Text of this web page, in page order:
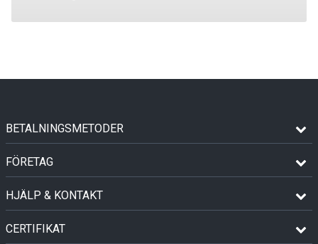
BETALNINGSMETODER
FÖRETAG
HJÄLP & KONTAKT
CERTIFIKAT